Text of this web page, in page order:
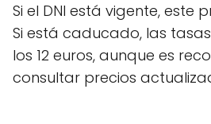
Si el DNI está vigente, este
Si está caducado, las
los 12 euros, aunque es
consultar precios